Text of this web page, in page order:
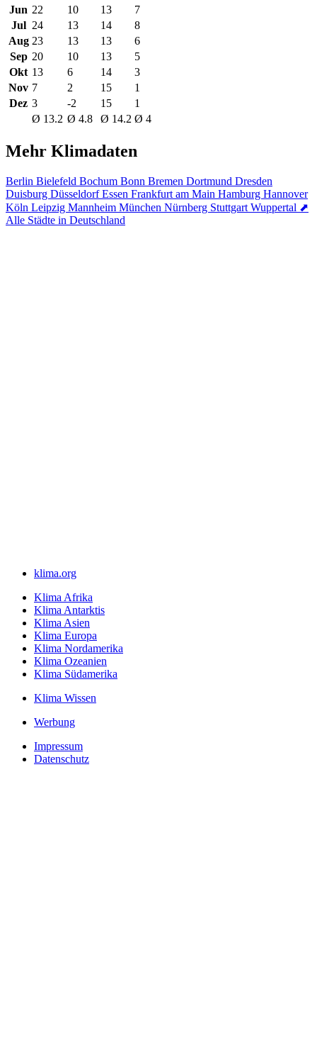
Jun 22 10 13
7
Jul 24 13 14
8
Aug 23 13 13
6
Sep 20 10 13
5
Okt 13 6 14
3
Nov 7 2 15
1
Dez 3 -2 15
1
Ø 13.2 Ø 4.8 Ø 14.2 Ø 4
Mehr Klimadaten
Berlin Bielefeld Bochum Bonn Bremen Dortmund Dresden
Duisburg DüsseldorfEssen Frankfurt am Main Hamburg Hannover
Köln Leipzig Mannheim München Nürnberg Stuttgart Wuppertal ⬈
Alle Städte in Deutschland
klima.org
Klima Afrika
Klima Antarktis
Klima Asien
Klima Europa
Klima Nordamerika
Klima Ozeanien
Klima Südamerika
Klima Wissen
Werbung
Impressum
Datenschutz